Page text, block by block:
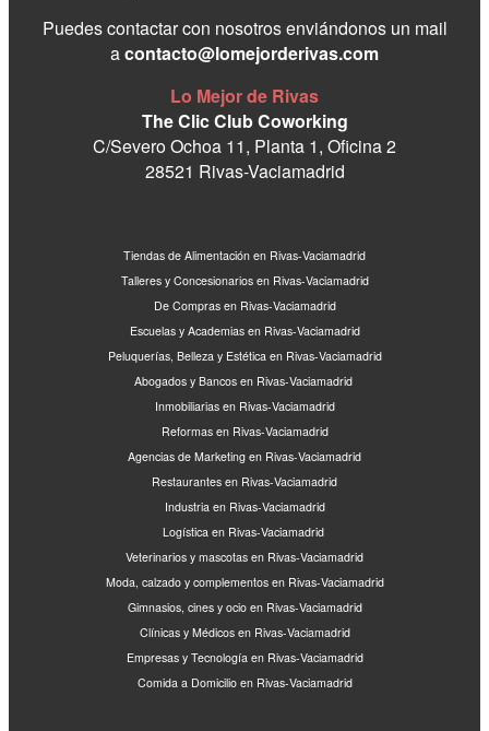
Puedes contactar con nosotros enviándonos un mail
acontacto@lomejorderivas.com
Lo Mejor de Rivas
The Clic Club Coworking
C/Severo Ochoa 11, Planta 1, Oficina 2
28521 Rivas-Vaciamadrid
Tiendas de Alimentación en Rivas-Vaciamadrid
Talleres y Concesionarios en Rivas-Vaciamadrid
De Compras en Rivas-Vaciamadrid
Escuelas y Academias en Rivas-Vaciamadrid
Peluquerías, Belleza y Estética en Rivas-Vaciamadrid
Abogados y Bancos en Rivas-Vaciamadrid
Inmobiliarias en Rivas-Vaciamadrid
Reformas en Rivas-Vaciamadrid
Agencias de Marketing en Rivas-Vaciamadrid
Restaurantes en Rivas-Vaciamadrid
Industria en Rivas-Vaciamadrid
Logística en Rivas-Vaciamadrid
Veterinarios y mascotas en Rivas-Vaciamadrid
Moda, calzado y complementos en Rivas-Vaciamadrid
Gimnasios, cines y ocio en Rivas-Vaciamadrid
Clínicas y Médicos en Rivas-Vaciamadrid
Empresas y Tecnología en Rivas-Vaciamadrid
Comida a Domicilio en Rivas-Vaciamadrid